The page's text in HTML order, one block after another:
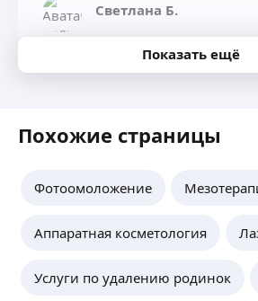
Светлана Б.
Новым клиентам, и
накопительная система,
Анастасия П.
Консультация бесплатная
ещё
Показать ещё
Похожие страницы
Фотоомоложение
Аппаратная косметология
Услуги по удалению родинок